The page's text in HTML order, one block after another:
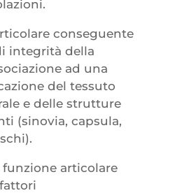
conseguente
integrità della
ad una
del tessuto
e delle strutture
(sinovia, capsula,
articolare